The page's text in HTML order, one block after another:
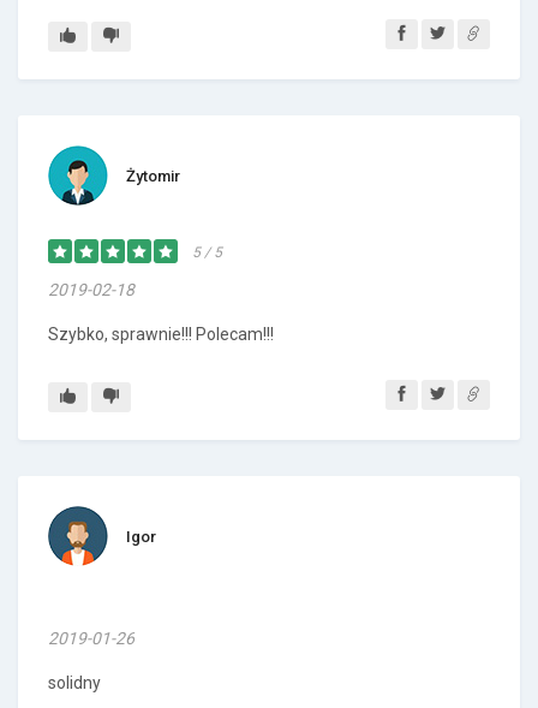
Żytomir
5 / 5
2019-02-18
Szybko, sprawnie!!! Polecam!!!
Igor
2019-01-26
solidny